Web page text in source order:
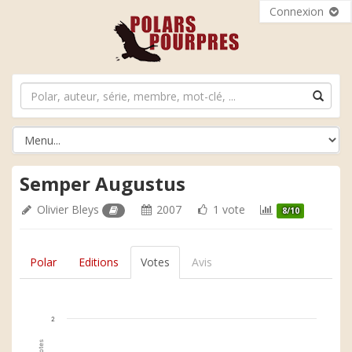
Connexion
Semper Augustus
Olivier Bleys 2007 1 vote 8/10
Polar Editions Votes Avis
2